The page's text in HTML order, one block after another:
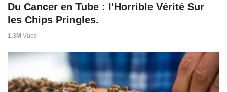
Du Cancer en Tube : l'Horrible Vérité Sur
les Chips Pringles.
1,3M Vues